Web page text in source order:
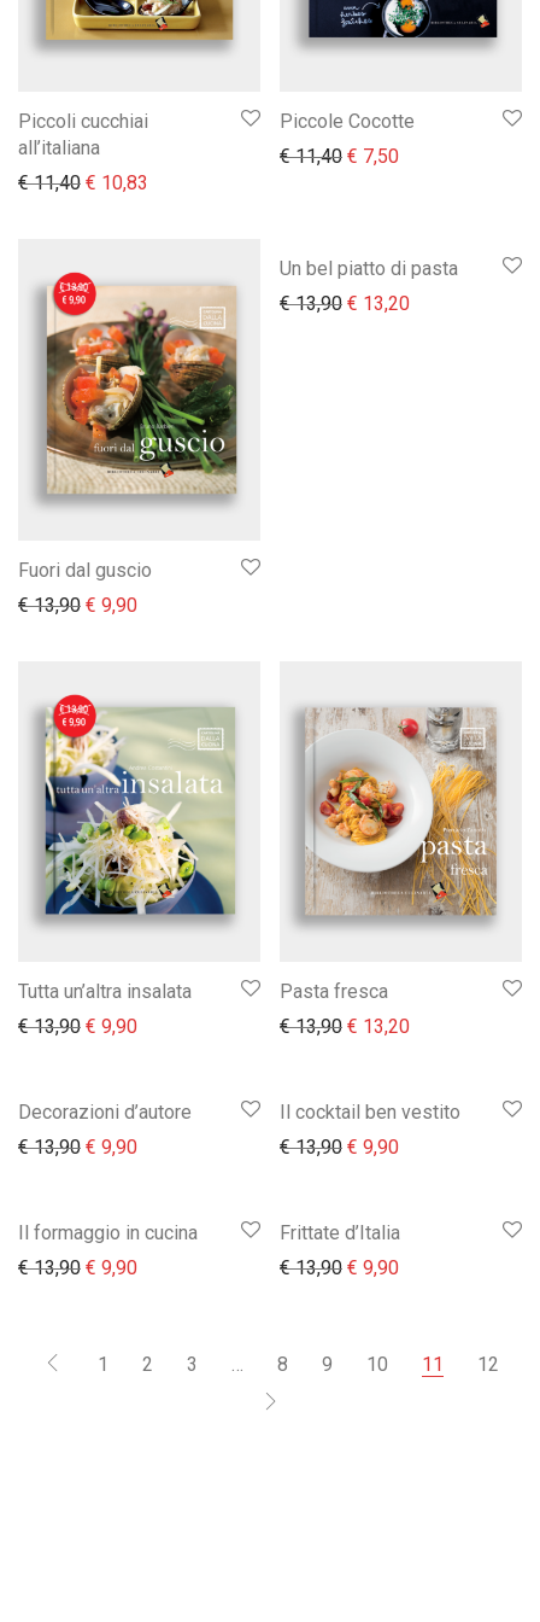
Piccoli cucchiai
all’italiana
€11,40 Il prezzo originale era: € 11,40.
€ 10,83
Piccole Cocotte
€11,40 Il prezzo originale era:
€ 7,50Il prezzo attuale
Fuori dal guscio
€13,90 Il prezzo originale era: € 13,90.
€ 9,90Il prezzo attuale è: € 9,90.
Un bel piatto di pasta
€13,90 Il prezzo originale era:
€ 13,20Il prezzo
Tutta un’altra insalata
€13,90 Il prezzo originale era: € 13,90.
€ 9,90Il prezzo attuale è: € 9,90.
Pasta fresca
€13,90 Il prezzo originale era:
€ 13,20Il prezzo
Decorazioni d’autore
€13,90 Il prezzo originale era: € 13,90.
€ 9,90Il prezzo attuale è: € 9,90.
Il cocktail ben vestito
€13,90 Il prezzo originale era:
€ 9,90Il prezzo attuale
Il formaggio in cucina
€13,90 Il prezzo originale era: € 13,90.
€ 9,90Il prezzo attuale è: € 9,90.
Frittate d’Italia
€13,90 Il prezzo originale era:
€ 9,90Il prezzo attuale
1 2 3 … 8 9 10 11 12